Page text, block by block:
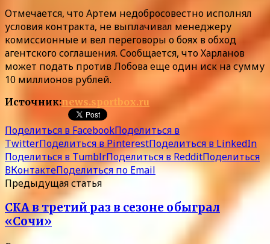
Отмечается, что Артем недобросовестно исполнял
условия контракта, не выплачивал менеджеру
комиссионные и вел переговоры о боях в обход
агентского соглашения. Сообщается, что Харланов
может подать против Лобова еще один иск на сумму
10 миллионов рублей.
Источник:news.sportbox.ru
Поделиться в FacebookПоделиться в
TwitterПоделиться в PinterestПоделиться в LinkedIn
Поделиться в TumblrПоделиться в RedditПоделиться
ВКонтактеПоделиться по Email
Предыдущая статья
СКА в третий раз в сезоне обыграл
«Сочи»